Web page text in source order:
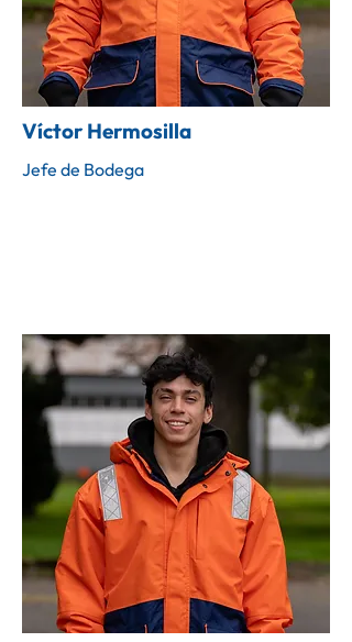
Víctor Hermosilla
Jefe de Bodega